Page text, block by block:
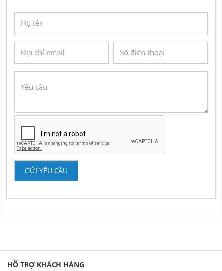
GỬI YÊU CẦU
HỖ TRỢ KHÁCH HÀNG